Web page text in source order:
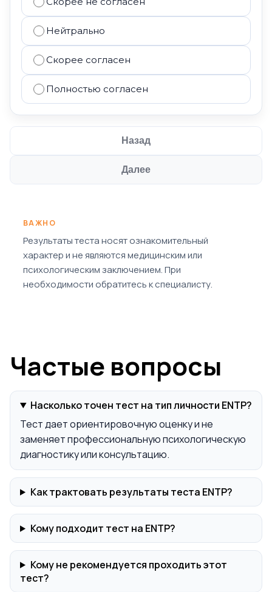
Нейтрально
Скорее согласен
Полностью согласен
Назад
Далее
ВАЖНО
Результаты теста носят ознакомительный
характер и не являются медицинским или
психологическим заключением. При
необходимости обратитесь к специалисту.
Частые вопросы
Насколько точен тест на тип личности ENTP?
Тест дает ориентировочную оценку и не
заменяет профессиональную психологическую
диагностику или консультацию.
Как трактовать результаты теста ENTP?
Кому подходит тест на ENTP?
Кому не рекомендуется проходить этот
тест?